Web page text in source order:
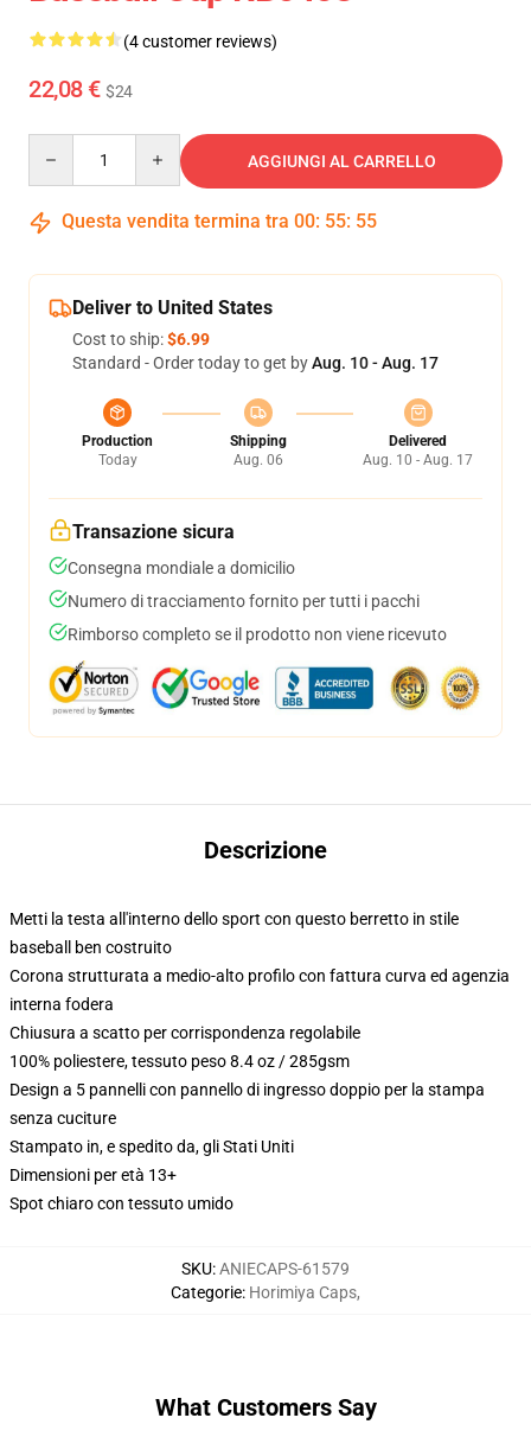
(4 customer reviews)
22,08 € $24
AGGIUNGI AL CARRELLO
Questa vendita termina tra 00: 55: 54
Deliver to United States
Cost to ship:$6.99
Standard - Order today to get byAug. 10 - Aug. 17
Production
Today
Shipping
Aug. 06
Delivered
Aug. 10 - Aug. 17
Transazione sicura
Consegna mondiale a domicilio
Numero di tracciamento fornito per tutti i pacchi
Rimborso completo se il prodotto non viene ricevuto
Descrizione
Metti la testa all'interno dello sport con questo berretto in stile
baseball ben costruito
Corona strutturata a medio-alto profilo con fattura curva ed agenzia
interna fodera
Chiusura a scatto per corrispondenza regolabile
100% poliestere, tessuto peso 8.4 oz / 285gsm
Design a 5 pannelli con pannello di ingresso doppio per la stampa
senza cuciture
Stampato in, e spedito da, gli Stati Uniti
Dimensioni per età 13+
Spot chiaro con tessuto umido
SKU:ANIECAPS-61579
Categorie: Horimiya Caps,
What Customers Say